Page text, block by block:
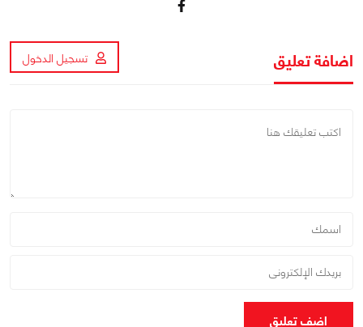
اضافة تعليق تسجيل الدخول
اضف تعليق